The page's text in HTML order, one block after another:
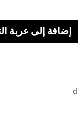
إضافة إلى عربة